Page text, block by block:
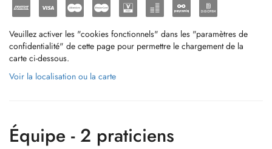
Veuillez activer les "cookies fonctionnels" dans les "paramètres de
confidentialité" de cette page pour permettre le chargement de la
carte ci-dessous.
Voir la localisation ou la carte
Équipe - 2 praticiens